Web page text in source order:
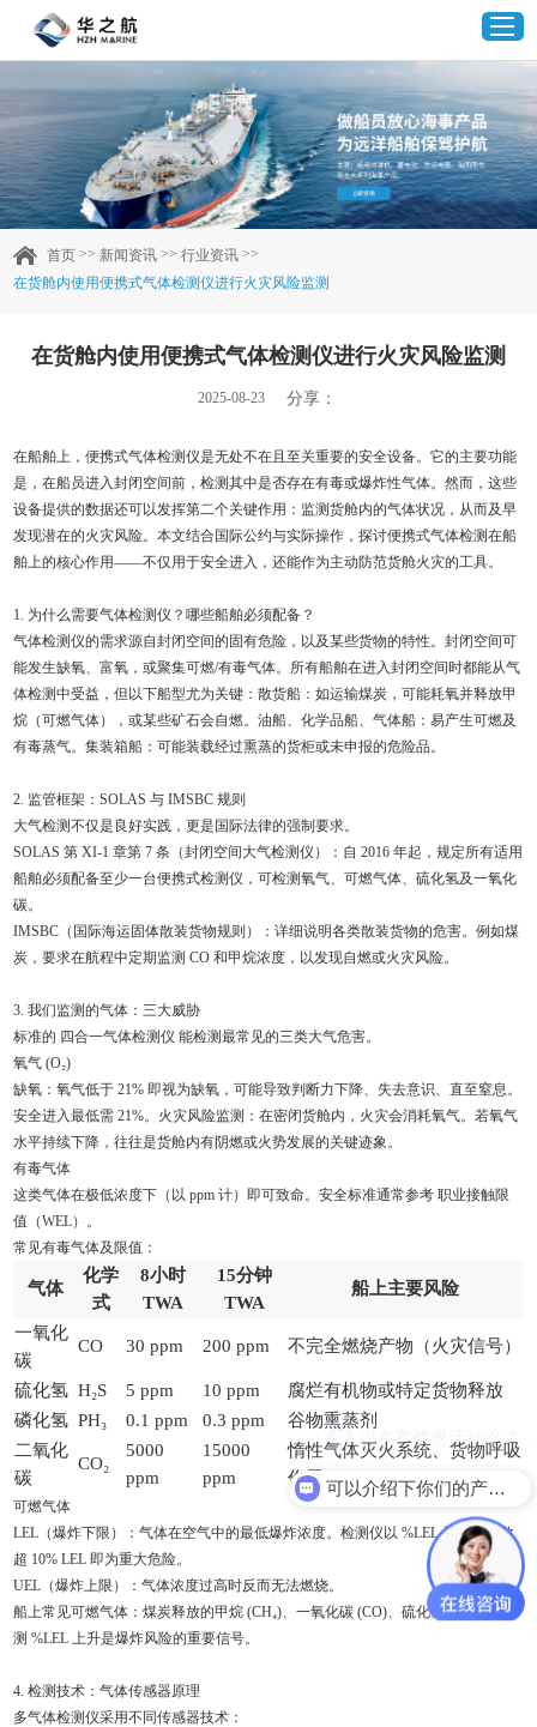
首页
产品中心
企业实力
客户案例
联系我们
首页 >> 新闻资讯 >>行业资讯 >>
在货舱内使用便携式气体检测仪进行火灾风险监测
在货舱内使用便携式气体检测仪进行火灾风险监测
2025-08-23 分享：
在船舶上，便携式气体检测仪是无处不在且至关重要的安全设备。它的主要功能
是，在船员进入封闭空间前，检测其中是否存在有毒或爆炸性气体。然而，这些
设备提供的数据还可以发挥第二个关键作用：监测货舱内的气体状况，从而及早
发现潜在的火灾风险。本文结合国际公约与实际操作，探讨便携式气体检测在船
舶上的核心作用——不仅用于安全进入，还能作为主动防范货舱火灾的工具。
1. 为什么需要气体检测仪？哪些船舶必须配备？
气体检测仪的需求源自封闭空间的固有危险，以及某些货物的特性。封闭空间可
能发生缺氧、富氧，或聚集可燃/有毒气体。所有船舶在进入封闭空间时都能从气
体检测中受益，但以下船型尤为关键：散货船：如运输煤炭，可能耗氧并释放甲
烷（可燃气体），或某些矿石会自燃。油船、化学品船、气体船：易产生可燃及
有毒蒸气。集装箱船：可能装载经过熏蒸的货柜或未申报的危险品。
2. 监管框架：SOLAS 与 IMSBC 规则
大气检测不仅是良好实践，更是国际法律的强制要求。
SOLAS 第 XI-1 章第 7 条（封闭空间大气检测仪）：自 2016 年起，规定所有适用
船舶必须配备至少一台便携式检测仪，可检测氧气、可燃气体、硫化氢及一氧化
碳。
IMSBC（国际海运固体散装货物规则）：详细说明各类散装货物的危害。例如煤
炭，要求在航程中定期监测 CO 和甲烷浓度，以发现自燃或火灾风险。
3. 我们监测的气体：三大威胁
标准的 四合一气体检测仪 能检测最常见的三类大气危害。
氧气 (O₂)
缺氧：氧气低于 21% 即视为缺氧，可能导致判断力下降、失去意识、直至窒息。
安全进入最低需 21%。火灾风险监测：在密闭货舱内，火灾会消耗氧气。若氧气
水平持续下降，往往是货舱内有阴燃或火势发展的关键迹象。
有毒气体
这类气体在极低浓度下（以 ppm 计）即可致命。安全标准通常参考 职业接触限
值（WEL）。
常见有毒气体及限值：
气体
化学
式
8小时
TWA
15分钟
TWA
船上主要风险
一氧化
碳
CO 30 ppm 200 ppm 不完全燃烧产物（火灾信号）
硫化氢 H₂S 5 ppm 10 ppm
腐烂有机物或特定货物释放
磷化氢 PH₃ 0.1 ppm 0.3 ppm
谷物熏蒸剂
二氧化
碳
CO₂
5000
ppm
15000
ppm
惰性气体灭火系统、货物呼吸
作用
可燃气体
LEL（爆炸下限）：气体在空气中的最低爆炸浓度。检测仪以 %LEL 显示。读数
超 10% LEL 即为重大危险。
UEL（爆炸上限）：气体浓度过高时反而无法燃烧。
船上常见可燃气体：煤炭释放的甲烷 (CH₄)、一氧化碳 (CO)、硫化氢 (H₂S)。监
测 %LEL 上升是爆炸风险的重要信号。
4. 检测技术：气体传感器原理
多气体检测仪采用不同传感器技术：
可以介绍下你们的产品么？
现在有优惠活动么？